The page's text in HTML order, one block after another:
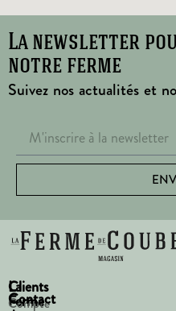
La newsletter
notre ferme
Suivez nos actualités et
La
Ferme
Clients
Compte
Contact